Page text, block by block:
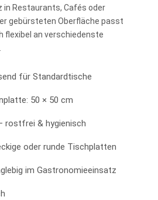
in Restaurants, Cafés oder
gebürsteten Oberfläche passt
flexibel an verschiedenste
für Standardtische
50 × 50 cm
rostfrei & hygienisch
oder runde Tischplatten
im Gastronomieeinsatz